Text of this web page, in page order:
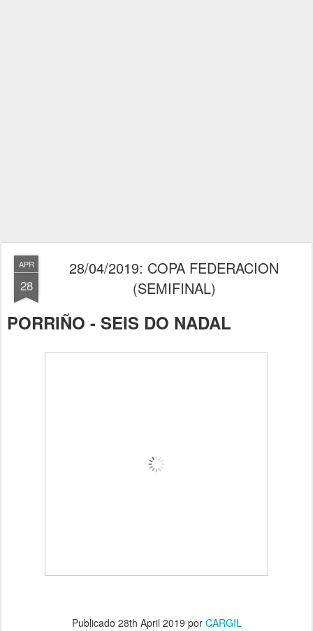
APR
28
28/04/2019: COPA FEDERACION
(SEMIFINAL)
PORRIÑO - SEIS DO NADAL
Publicado 28th April 2019 por CARGIL